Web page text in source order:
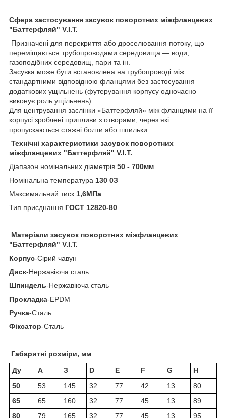
Сфера застосування засувок поворотних міжфланцевих
"Баттерфляй" V.I.T.
Призначені для перекриття або дроселювання потоку, що
переміщається трубопроводами середовища — води,
газоподібних середовищ, пари та ін.
Засувка може бути встановлена на трубопроводі між
стандартними відповідною фланцями без застосування
додаткових ущільнень (футерування корпусу одночасно
виконує роль ущільнень).
Для центрування заслінки «Баттерфляй» між фланцями на її
корпусі зроблені припливи з отворами, через які
пропускаються стяжні болти або шпильки.
Технічні характеристики засувок поворотних
міжфланцевих "Баттерфляй" V.I.T.
Діапазон номінальних діаметрів 50 - 700мм
Номінальна температура 130 0З
Максимальний тиск 1,6МПа
Тип приєднання ГОСТ 12820-80
Матеріали засувок поворотних міжфланцевих
"Баттерфляй" V.I.T.
Корпус-Сірий чавун
Диск-Нержавіюча сталь
Шпиндель-Нержавіюча сталь
Прокладка-EPDM
Ручка-Сталь
Фіксатор-Сталь
Габаритні розміри, мм
Ду А З D E F G
H
50
53 145 32 77 42 13
80
65
65 160 32 77 45 13
89
80
79 165 32 77 45 13 95